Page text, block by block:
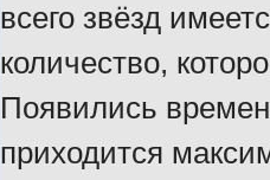
всего звёзд
количество,
Появились
приходится